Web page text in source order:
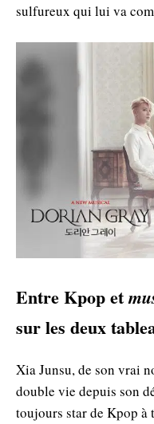
sulfureux qui lui va
Entre Kpop et
sur les deux
Xia Junsu, de son vrai
double vie depuis son
toujours star de Kpop à